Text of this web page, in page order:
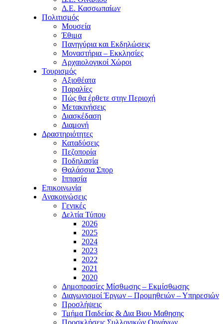
Δ.Ε. Κασσωπαίων
Πολιτισμός
Μουσεία
Έθιμα
Πανηγύρια και Εκδηλώσεις
Μοναστήρια – Εκκλησίες
Αρχαιολογικοί Χώροι
Τουρισμός
Αξιοθέατα
Παραλίες
Πώς θα έρθετε στην Περιοχή
Μετακινήσεις
Διασκέδαση
Διαμονή
Δραστηριότητες
Καταδύσεις
Πεζοπορία
Ποδηλασία
Θαλάσσια Σπορ
Ιππασία
Επικοινωνία
Ανακοινώσεις
Γενικές
Δελτία Τύπου
2026
2025
2024
2023
2022
2021
2020
Δημοπρασίες Μίσθωσης – Εκμίσθωσης
Διαγωνισμοί Έργων – Προμηθειών – Υπηρεσιών
Προσλήψεις
Τμήμα Παιδείας & Δια Βιου Μαθησης
Προσκλήσεις Συλλογικών Οργάνων